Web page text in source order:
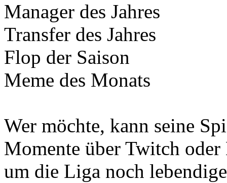
Manager des Jahres
Transfer des Jahres
Flop der Saison
Meme des Monats
Wer möchte, kann seine
Momente über Twitch
um die Liga noch